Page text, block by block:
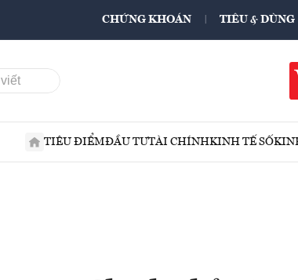
CHỨNG KHOÁN TIÊU & DÙNG
TIÊU ĐIỂMĐẦU TƯTÀI CHÍNHKINH TẾ SỐ